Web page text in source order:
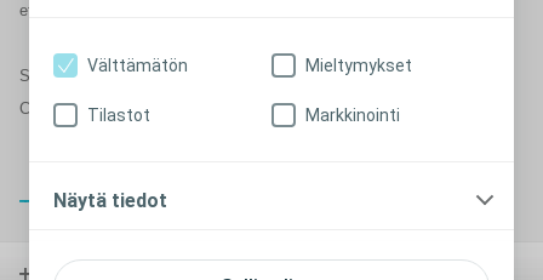
Välttämätön Mieltymykset
Tilastot Markkinointi
Näytä tiedot
että designin."
Senior Vice President Coloplast Oliver Johansen
Coloplast
Sulje
Avanne